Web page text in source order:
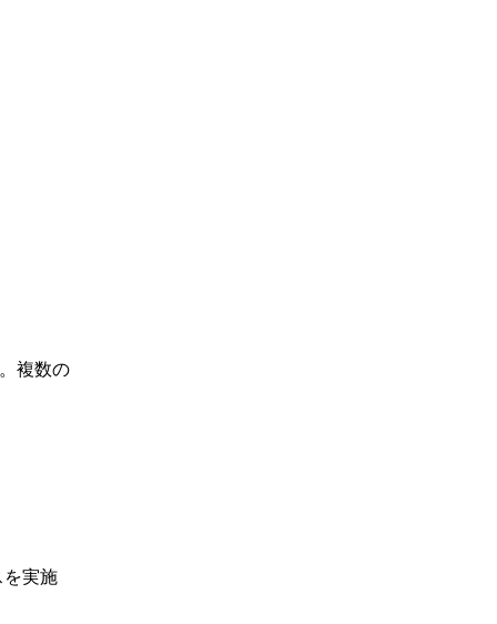
複数の
実施